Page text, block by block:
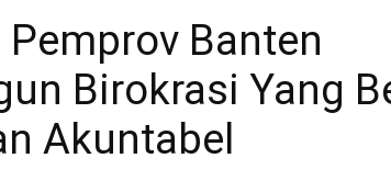
Pemprov Banten
Birokrasi Yang
Akuntabel